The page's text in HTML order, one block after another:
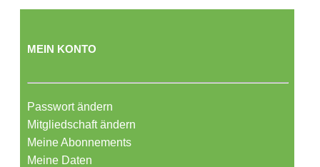
MEIN KONTO
Passwort ändern
Mitgliedschaft ändern
Meine Abonnements
Meine Daten